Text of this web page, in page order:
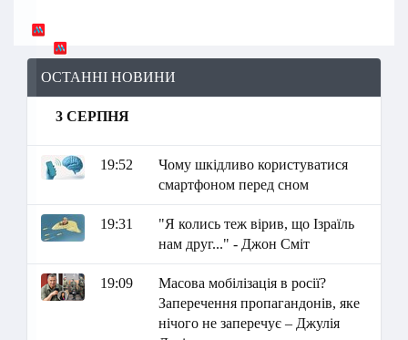
ОСТАННІ НОВИНИ
3 СЕРПНЯ
19:52
Чому шкідливо користуватися
смартфоном перед сном
19:31
"Я колись теж вірив, що Ізраїль
нам друг..." - Джон Сміт
19:09
Масова мобілізація в росії?
Заперечення пропагандонів, яке
нічого не заперечує – Джулія